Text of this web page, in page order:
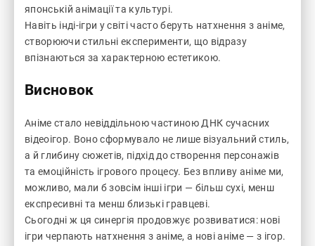
японській анімації та культурі.
Навіть інді-ігри у світі часто беруть натхнення з аніме,
створюючи стильні експерименти, що відразу
впізнаються за характерною естетикою.
Висновок
Аніме стало невіддільною частиною ДНК сучасних
відеоігор. Воно сформувало не лише візуальний стиль,
а й глибину сюжетів, підхід до створення персонажів
та емоційність ігрового процесу. Без впливу аніме ми,
можливо, мали б зовсім інші ігри — більш сухі, менш
експресивні та менш близькі гравцеві.
Сьогодні ж ця синергія продовжує розвиватися: нові
ігри черпають натхнення з аніме, а нові аніме — з ігор.